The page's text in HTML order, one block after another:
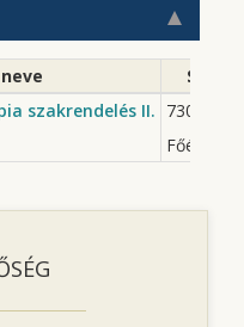
szakrendelés II. 7300
Főépület